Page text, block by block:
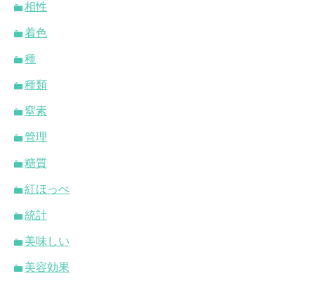
相性
着色
種
種類
窒素
管理
糖質
紅ほっぺ
統計
美味しい
美容効果